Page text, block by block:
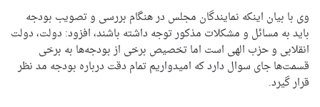
وی با بیان اینکه نمایندگان مجلس در هنگام بررسی و تصویب بودجه
باید به مسائل و مشکلات مذکور توجه داشته باشند، افزود: دولت، دولت
انقلابی و حزب الهی است اما تخصیص برخی از بودجه‌ها به برخی
قسمت‌ها جای سوال دارد که امیدواریم تمام دقت درباره بودجه مد نظر
قرار گیرد.